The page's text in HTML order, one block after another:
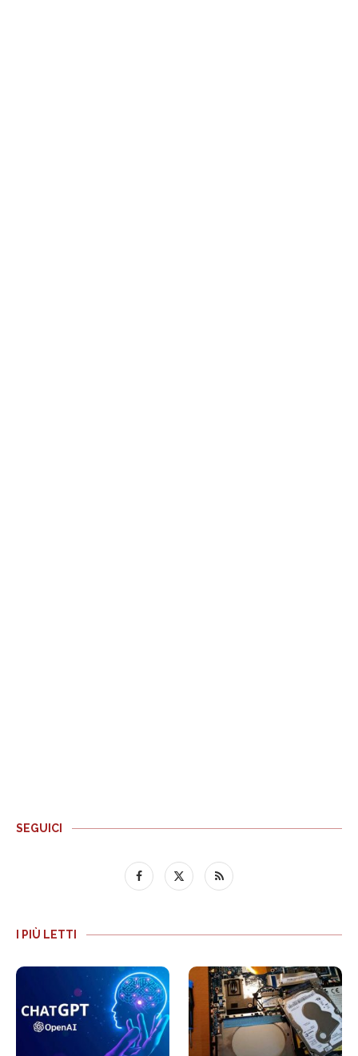
SEGUICI
I PIÙ LETTI